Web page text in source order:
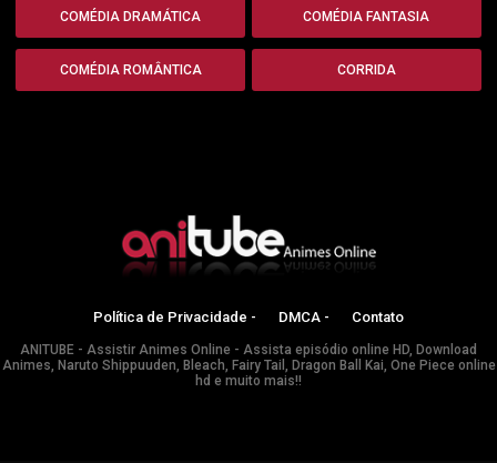
COMÉDIA DRAMÁTICA COMÉDIA FANTASIA
COMÉDIA ROMÂNTICA CORRIDA
Política de Privacidade - DMCA - Contato
ANITUBE - Assistir Animes Online - Assista episódio online HD, Download
Animes, Naruto Shippuuden, Bleach, Fairy Tail, Dragon Ball Kai, One Piece online
hd e muito mais!!